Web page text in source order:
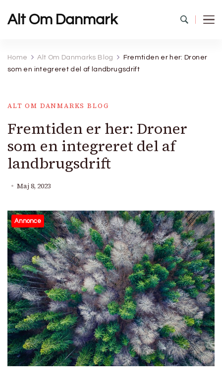
Alt Om Danmark
Home Alt Om Danmarks Blog
Fremtiden er her: Droner
som en integreret del af landbrugsdrift
ALT OM DANMARKS BLOG
Fremtiden er her: Droner
som en integreret del af
landbrugsdrift
Maj 8, 2023
Annonce